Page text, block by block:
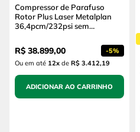
Compressor de Parafuso
Rotor Plus Laser Metalplan
36,4pcm/232psi sem
R$ 38.899,00 -5%
Ou em até 12x de R$ 3.412,19
ADICIONAR AO CARRINHO